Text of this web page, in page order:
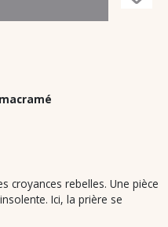
croyances rebelles. Une pièce
Ici, la prière se